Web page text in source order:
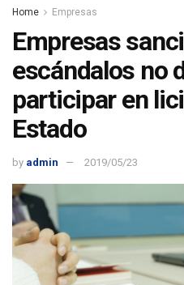
Home Empresas
Empresas
escándalos no
participar en
Estado
by admin 2019/05/23